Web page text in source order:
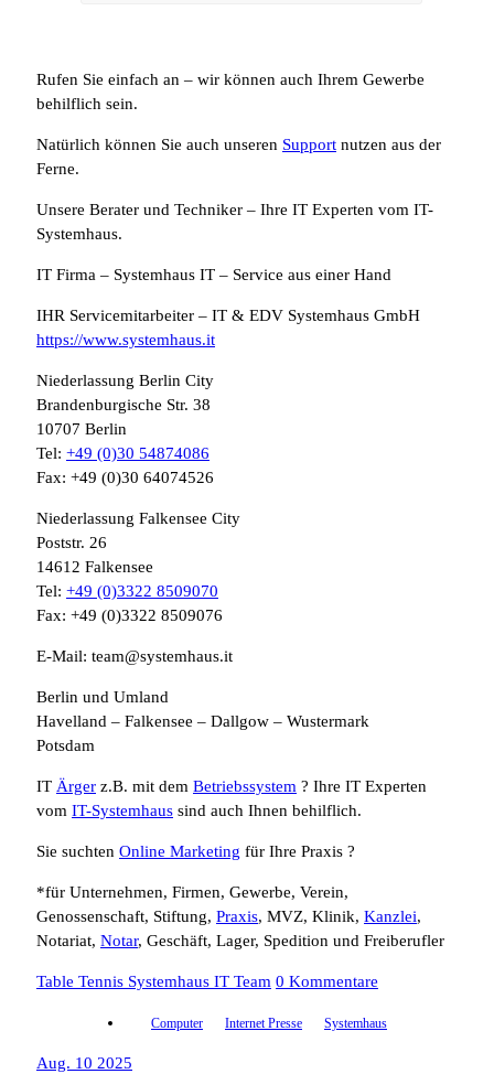
Rufen Sie einfach an – wir können auch Ihrem Gewerbe
behilflich sein.
Natürlich können Sie auch unseren Support nutzen aus der
Ferne.
Unsere Berater und Techniker – Ihre IT Experten vom IT-
Systemhaus.
IT Firma – Systemhaus IT – Service aus einer Hand
IHR Servicemitarbeiter – IT & EDV Systemhaus GmbH
https://www.systemhaus.it
Niederlassung Berlin City
Brandenburgische Str. 38
10707 Berlin
Tel: +49 (0)30 54874086
Fax: +49 (0)30 64074526
Niederlassung Falkensee City
Poststr. 26
14612 Falkensee
Tel: +49 (0)3322 8509070
Fax: +49 (0)3322 8509076
E-Mail: team@systemhaus.it
Berlin und Umland
Havelland – Falkensee – Dallgow – Wustermark
Potsdam
IT Ärger z.B. mit dem Betriebssystem ? Ihre IT Experten
vom IT-Systemhaus sind auch Ihnen behilflich.
Sie suchten Online Marketing für Ihre Praxis ?
*für Unternehmen, Firmen, Gewerbe, Verein,
Genossenschaft, Stiftung, Praxis, MVZ, Klinik, Kanzlei,
Notariat, Notar, Geschäft, Lager, Spedition und Freiberufler
Table Tennis Systemhaus IT Team 0 Kommentare
Computer Internet Presse Systemhaus
Aug. 10 2025